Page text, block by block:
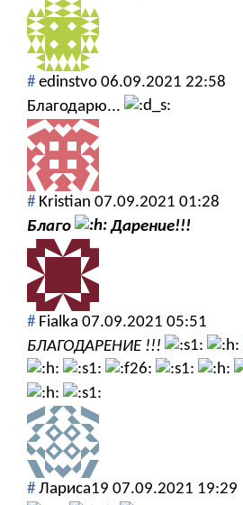
# edinstvo 06.09.2021 22:58
Благодарю...
# Kristian 07.09.2021 01:28
Благо
Дарение!!!
# Fialka 07.09.2021 05:51
БЛАГОДАРЕНИЕ !!!
# Лариса19 07.09.2021 19:29